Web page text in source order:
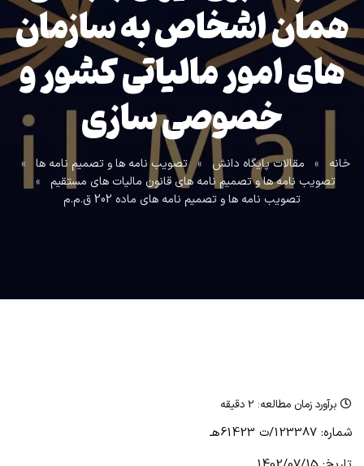
همان اشخاص به سازمان
های امور مالیاتی کشور و
خصوصی سازی
خانه » مقالات پایگاه دانش » تصویب نامه ها و تصمیم نامه ها
»
تصویب نامه ها و تصمیم نامه های قانون مالیات های مستقیم
»
تصویب نامه ها و تصمیم نامه های ماده 202 ق.م.م
برآورد زمان مطالعه: 2 دقیقه
شماره: 123387/ت 61423هـ